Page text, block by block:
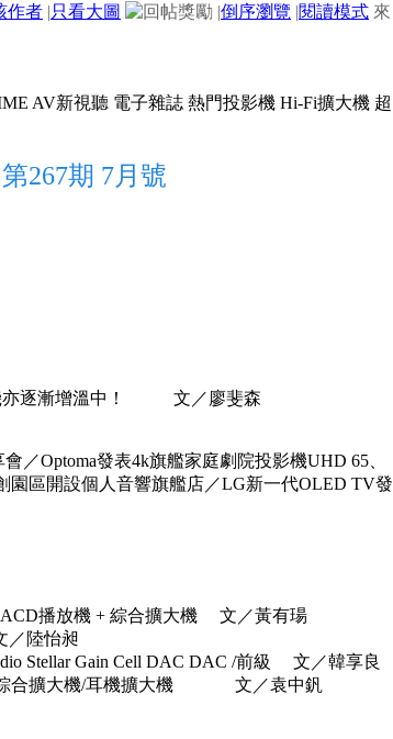
作者 |只看大圖 |倒序瀏覽 |閱讀模式 來
267期 7月號
機亦逐漸增溫中！ 文／廖斐森
／Optoma發表4k旗艦家庭劇院投影機UHD 65、
區開設個人音響旗艦店／LG新一代OLED TV發
播放機 + 綜合擴大機 文／黃有瑒
／陸怡昶
Stellar Gain Cell DAC DAC /前級 文／韓享良
綜合擴大機/耳機擴大機 文／袁中釩